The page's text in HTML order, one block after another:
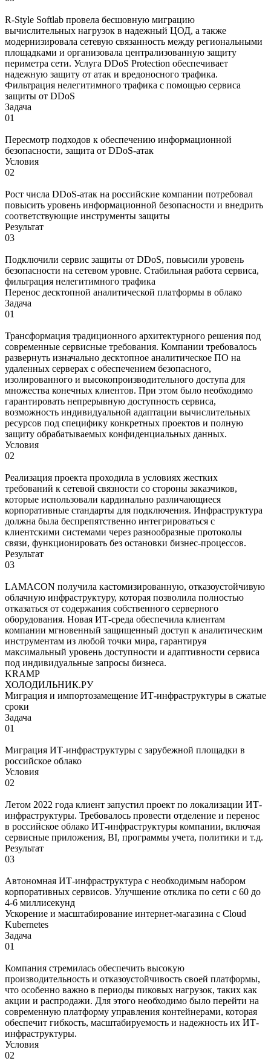
R-Style Softlab провела бесшовную миграцию
вычислительных нагрузок в надежный ЦОД, а также
модернизировала сетевую связанность между региональными
площадками и организовала централизованную защиту
периметра сети. Услуга DDoS Protection обеспечивает
надежную защиту от атак и вредоносного трафика.
Фильтрация нелегитимного трафика с помощью сервиса
защиты от DDoS
Задача
01
Пересмотр подходов к обеспечению информационной
безопасности, защита от DDoS-атак
Условия
02
Рост числа DDoS-атак на российские компании потребовал
повысить уровень информационной безопасности и внедрить
соответствующие инструменты защиты
Результат
03
Подключили сервис защиты от DDoS, повысили уровень
безопасности на сетевом уровне. Стабильная работа сервиса,
фильтрация нелегитимного трафика
Перенос десктопной аналитической платформы в облако
Задача
01
Трансформация традиционного архитектурного решения под
современные сервисные требования. Компании требовалось
развернуть изначально десктопное аналитическое ПО на
удаленных серверах с обеспечением безопасного,
изолированного и высокопроизводительного доступа для
множества конечных клиентов. При этом было необходимо
гарантировать непрерывную доступность сервиса,
возможность индивидуальной адаптации вычислительных
ресурсов под специфику конкретных проектов и полную
защиту обрабатываемых конфиденциальных данных.
Условия
02
Реализация проекта проходила в условиях жестких
требований к сетевой связности со стороны заказчиков,
которые использовали кардинально различающиеся
корпоративные стандарты для подключения. Инфраструктура
должна была беспрепятственно интегрироваться с
клиентскими системами через разнообразные протоколы
связи, функционировать без остановки бизнес-процессов.
Результат
03
LAMACON получила кастомизированную, отказоустойчивую
облачную инфраструктуру, которая позволила полностью
отказаться от содержания собственного серверного
оборудования. Новая ИТ-среда обеспечила клиентам
компании мгновенный защищенный доступ к аналитическим
инструментам из любой точки мира, гарантируя
максимальный уровень доступности и адаптивности сервиса
под индивидуальные запросы бизнеса.
KRAMP
ХОЛОДИЛЬНИК.РУ
Миграция и импортозамещение ИТ-инфраструктуры в сжатые
сроки
Задача
01
Миграция ИТ-инфраструктуры с зарубежной площадки в
российское облако
Условия
02
Летом 2022 года клиент запустил проект по локализации ИТ-
инфраструктуры. Требовалось провести отделение и перенос
в российское облако ИТ-инфраструктуры компании, включая
сервисные приложения, BI, программы учета, политики и т.д.
Результат
03
Автономная ИТ-инфраструктура с необходимым набором
корпоративных сервисов. Улучшение отклика по сети с 60 до
4-6 миллисекунд
Ускорение и масштабирование интернет-магазина с Cloud
Kubernetes
Задача
01
Компания стремилась обеспечить высокую
производительность и отказоустойчивость своей платформы,
что особенно важно в периоды пиковых нагрузок, таких как
акции и распродажи. Для этого необходимо было перейти на
современную платформу управления контейнерами, которая
обеспечит гибкость, масштабируемость и надежность их ИТ-
инфраструктуры.
Условия
02